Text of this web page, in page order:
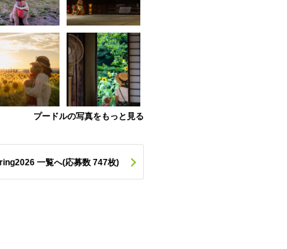
プードルの写真をもっと見る
一覧へ(応募数 747枚)